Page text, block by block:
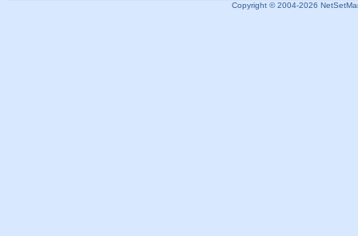
Copyright © 2004-2026